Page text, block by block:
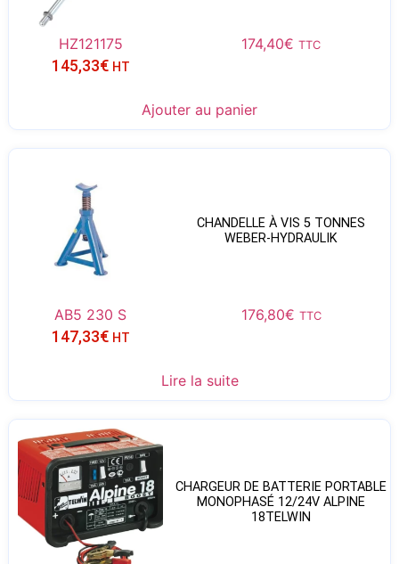
HZ121175 174,40€ TTC
145,33€ HT
Ajouter au panier
CHANDELLE À VIS 5 TONNES
WEBER-HYDRAULIK
AB5 230 S 176,80€ TTC
147,33€ HT
Lire la suite
CHARGEUR DE BATTERIE PORTABLE
MONOPHASÉ 12/24V ALPINE
18TELWIN